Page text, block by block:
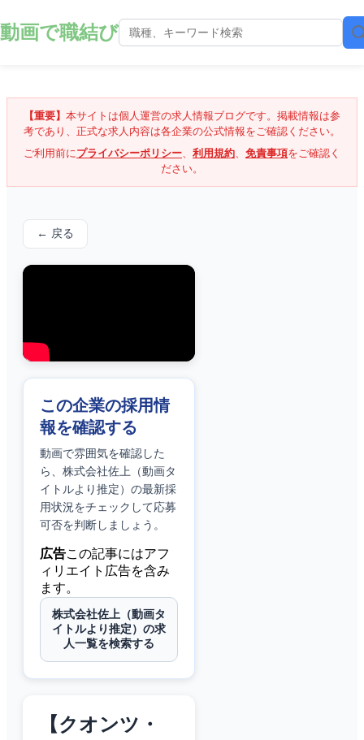
動画で職結び
【重要】 本サイトは個人運営の求人情報ブログです。掲載情報は参
考であり、正式な求人内容は各企業の公式情報をご確認ください。
ご利用前にプライバシーポリシー、 利用規約、 免責事項をご確認く
ださい。
← 戻る
この企業の採用情
報を確認する
動画で雰囲気を確認した
ら、 株式会社佐上（動画タ
イトルより推定） の最新採
用状況をチェックして応募
可否を判断しましょう。
広告この記事にはアフ
ィリエイト広告を含み
ます。
株式会社佐上（動画タ
イトルより推定）の求
人一覧を検索する
【クオンツ・